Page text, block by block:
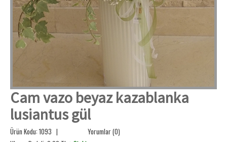
Cam vazo beyaz kazablanka
lusiantus gül
Ürün Kodu: 1093 |
Yorumlar (0)